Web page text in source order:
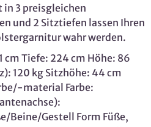
3 preisgleichen
und 2 Sitztiefen lassen Ihren
wahr werden.
cm Tiefe: 224 cm Höhe: 86
120 kg Sitzhöhe: 44 cm
material Farbe:
Beine/Gestell Form Füße,